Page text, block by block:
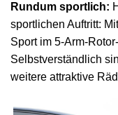
Rundum sportlich:
sportlichen Auftritt:
Sport im 5-Arm-
Selbstverständlich
weitere attraktive